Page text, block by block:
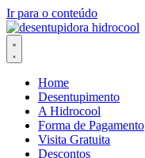
Ir para o conteúdo
Home
Desentupimento
A Hidrocool
Forma de Pagamento
Visita Gratuita
Descontos